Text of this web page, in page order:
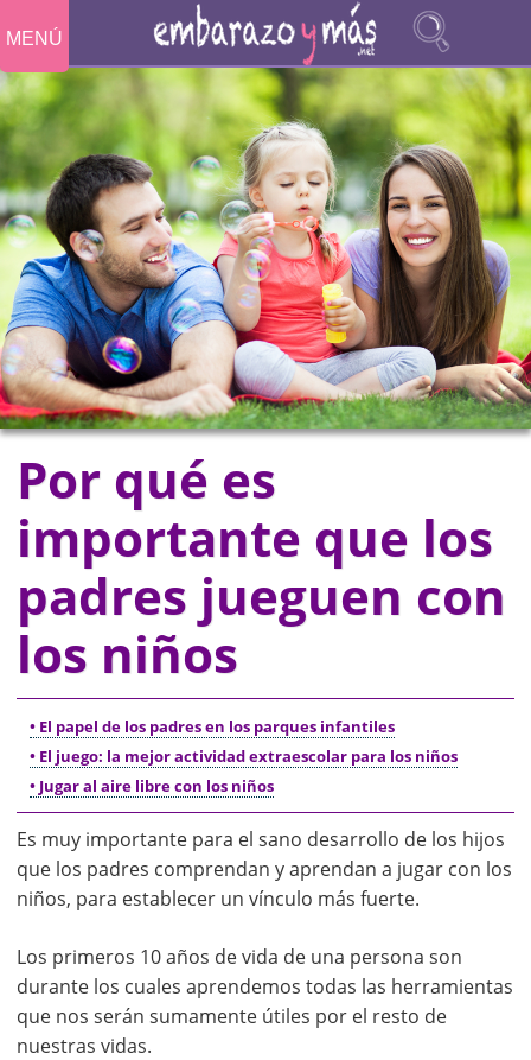
MENÚ
Por qué es
importante que los
padres jueguen con
los niños
• El papel de los padres en los parques infantiles
• El juego: la mejor actividad extraescolar para los niños
• Jugar al aire libre con los niños
Es muy importante para el sano desarrollo de los hijos
que los padres comprendan y aprendan a jugar con los
niños, para establecer un vínculo más fuerte.
Los primeros 10 años de vida de una persona son
durante los cuales aprendemos todas las herramientas
que nos serán sumamente útiles por el resto de
nuestras vidas.